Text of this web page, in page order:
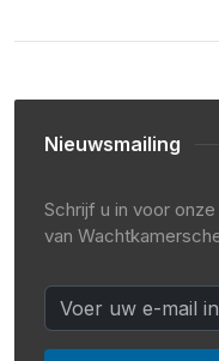
Nieuwsmailing
Schrijf u in voor
van